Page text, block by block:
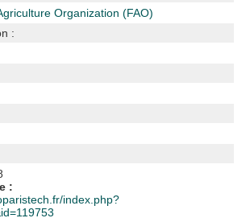
Organization (FAO)
:
:
index.php?